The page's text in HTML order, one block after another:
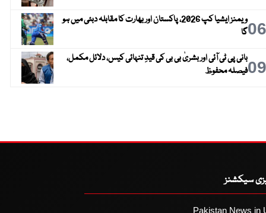
06
ویمنز ایشیا کپ 2026، پاکستان اور بھارت کا مقابلہ دبئی میں ہو
گا
09بانی پی ٹی آئی اور بشریٰ بی بی کی قیدِ تنہائی کیس، دلائل مکمل،
فیصلہ محفوظ
سیکشنز
Pakistan News in